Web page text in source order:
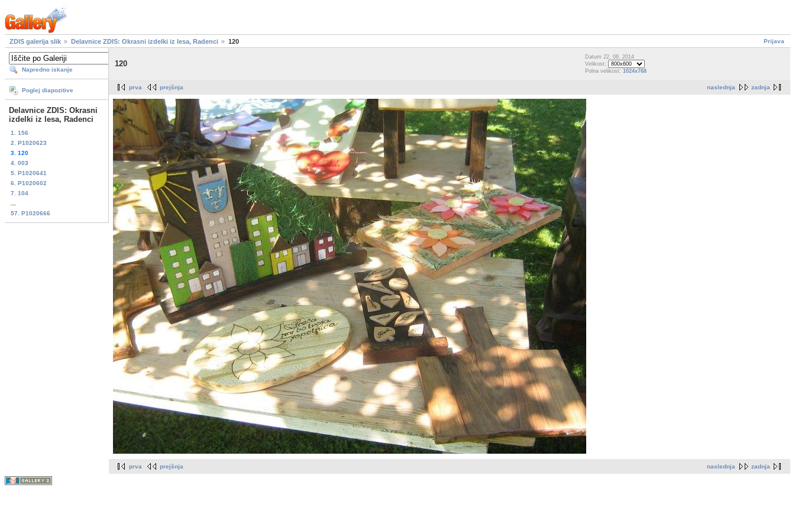
Prijava
ZDIS galerija slik Delavnice ZDIS: Okrasni izdelki iz lesa, Radenci 120
Napredno iskanje
Poglej diapozitive
Delavnice ZDIS: Okrasni
izdelki iz lesa, Radenci
1. 156
2. P1020623
3. 120
4. 003
5. P1020641
6. P1020602
7. 104
57. P1020666
120
Datum 22. 06. 2014
Velikost:
Polna velikost: 1024x768
naslednja zadnja
prva prejšnja
naslednja zadnja
prva prejšnja